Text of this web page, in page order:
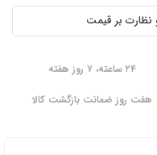
نظارت بر قیمت
۲۴ ساعته، ۷ روز هفته
هفت روز ضمانت بازگشت کالا